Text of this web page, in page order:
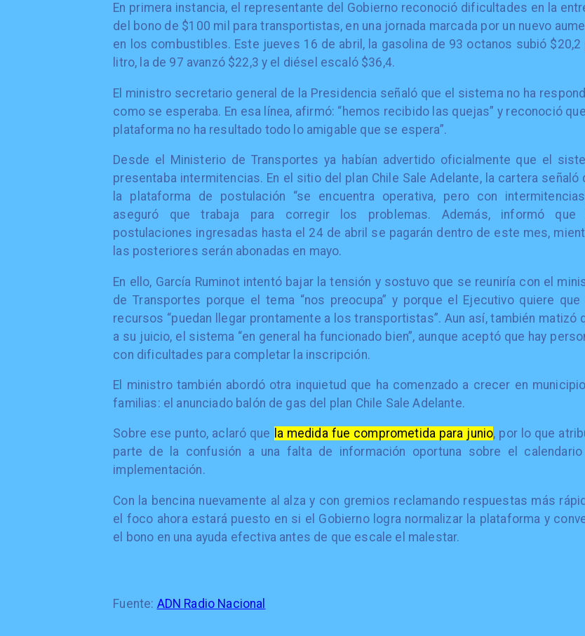
En primera instancia, el representante del Gobierno reconoció dificultades en la
del bono de $100 mil para transportistas, en una jornada marcada por un nuevo
en los combustibles. Este jueves 16 de abril, la gasolina de 93 octanos subió $20,2
litro, la de 97 avanzó $22,3 y el diésel escaló $36,4.
El ministro secretario general de la Presidencia señaló que el sistema no ha
como se esperaba. En esa línea, afirmó: “hemos recibido las quejas” y reconoció
plataforma no ha resultado todo lo amigable que se espera”.
Desde el Ministerio de Transportes ya habían advertido oficialmente que el
presentaba intermitencias. En el sitio del plan Chile Sale Adelante, la cartera señaló
la plataforma de postulación “se encuentra operativa, pero con
aseguró que trabaja para corregir los problemas. Además, informó que
postulaciones ingresadas hasta el 24 de abril se pagarán dentro de este mes,
las posteriores serán abonadas en mayo.
En ello, García Ruminot intentó bajar la tensión y sostuvo que se reuniría con el
de Transportes porque el tema “nos preocupa” y porque el Ejecutivo quiere que
recursos “puedan llegar prontamente a los transportistas”. Aun así, también matizó
a su juicio, el sistema “en general ha funcionado bien”, aunque aceptó que hay
con dificultades para completar la inscripción.
El ministro también abordó otra inquietud que ha comenzado a crecer en
familias: el anunciado balón de gas del plan Chile Sale Adelante.
Sobre ese punto, aclaró que la medida fue comprometida para junio, por lo que
parte de la confusión a una falta de información oportuna sobre el
implementación.
Con la bencina nuevamente al alza y con gremios reclamando respuestas más
el foco ahora estará puesto en si el Gobierno logra normalizar la plataforma y
el bono en una ayuda efectiva antes de que escale el malestar.
Fuente: ADN Radio Nacional